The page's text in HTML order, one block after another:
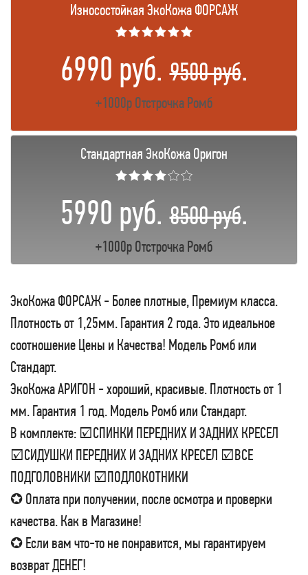
Износостойкая ЭкоКожа ФОРСАЖ
★★★★★★
6990 руб.9500 руб.
+1000р Отстрочка Ромб
Стандартная ЭкоКожа Оригон
★★★★☆☆
5990 руб.8500 руб.
+1000р Отстрочка Ромб
ЭкоКожа ФОРСАЖ - Более плотные, Премиум класса.
Плотность от 1,25мм. Гарантия 2 года. Это идеальное
соотношение Цены и Качества! Модель Ромб или
Стандарт.
ЭкоКожа АРИГОН - хороший, красивые. Плотность от 1
мм. Гарантия 1 год. Модель Ромб или Стандарт.
В комплекте: ☑СПИНКИ ПЕРЕДНИХ И ЗАДНИХ КРЕСЕЛ
☑СИДУШКИ ПЕРЕДНИХ И ЗАДНИХ КРЕСЕЛ ☑ВСЕ
ПОДГОЛОВНИКИ ☑ПОДЛОКОТНИКИ
✪ Оплата при получении, после осмотра и проверки
качества. Как в Магазине!
✪ Если вам что-то не понравится, мы гарантируем
возврат ДЕНЕГ!